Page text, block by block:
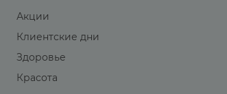
Акции
Клиентские дни
Здоровье
Красота